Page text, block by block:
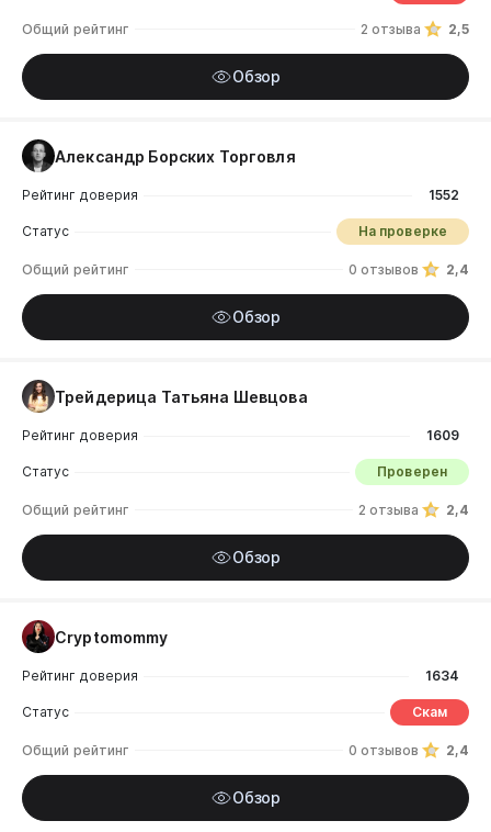
Общий рейтинг 2,5
2 отзыва
Обзор
Рейтинг доверия 1552
Александр Борских Торговля
Статус На проверке
Общий рейтинг 2,4
0 отзывов
Обзор
Рейтинг доверия 1609
Трейдерица Татьяна Шевцова
Статус Проверен
Общий рейтинг 2,4
2 отзыва
Обзор
Рейтинг доверия 1634
Cryptomommy
Статус Скам
Общий рейтинг 2,4
0 отзывов
Обзор